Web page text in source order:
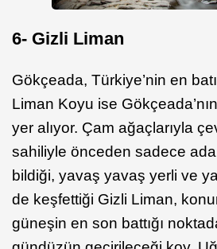
6- Gizli Liman
Gökçeada, Türkiye’nin en
Liman Koyu ise
yer alıyor. Çam ağaçlarıyla
sahiliyle önceden sadece
bildiği, yavaş yavaş yerli ve
de keşfettiği Gizli Liman,
güneşin en son battığı